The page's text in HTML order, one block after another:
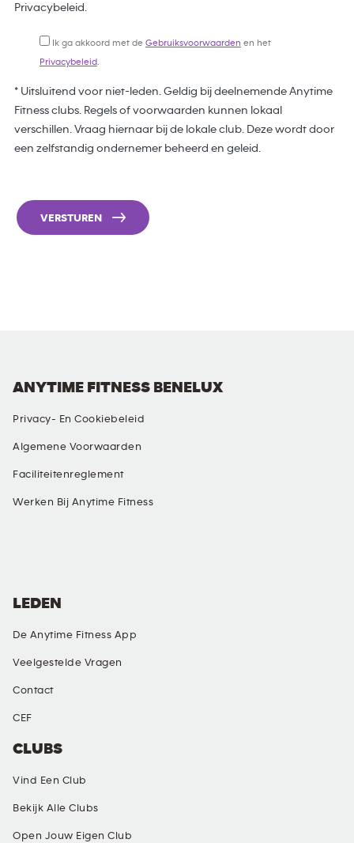
Privacybeleid.
Ik ga akkoord met de Gebruiksvoorwaarden en het
Privacybeleid.
* Uitsluitend voor niet-leden. Geldig bij deelnemende Anytime
Fitness clubs. Regels of voorwaarden kunnen lokaal
verschillen. Vraag hiernaar bij de lokale club. Deze wordt door
een zelfstandig ondernemer beheerd en geleid.
VERSTUREN
ANYTIME FITNESS BENELUX
Privacy- En Cookiebeleid
Algemene Voorwaarden
Faciliteitenreglement
Werken Bij Anytime Fitness
CLUBS
Vind Een Club
Bekijk Alle Clubs
Open Jouw Eigen Club
LEDEN
De Anytime Fitness App
Veelgestelde Vragen
Contact
CEF